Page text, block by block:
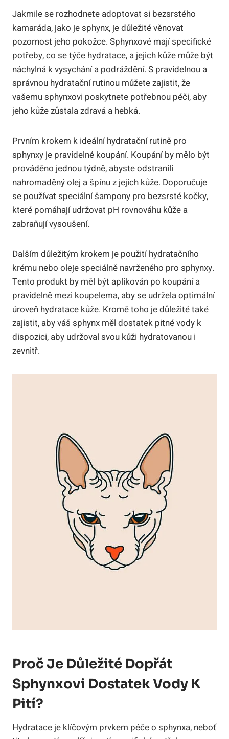
Jakmile se rozhodnete adoptovat si bezsrstého
kamaráda, jako je sphynx, je důležité věnovat
pozornost jeho pokožce. Sphynxové mají specifické
potřeby, co se týče hydratace, a jejich kůže může být
náchylná k vysychání a podráždění. S pravidelnou a
správnou hydratační rutinou můžete zajistit, že
vašemu sphynxovi poskytnete potřebnou péči, aby
jeho kůže zůstala zdravá a hebká.
Prvním krokem k ideální hydratační rutině pro
sphynxy je pravidelné koupání. Koupání by mělo být
prováděno jednou týdně, abyste odstranili
nahromaděný olej a špínu z jejich kůže. Doporučuje
se používat speciální šampony pro bezsrsté kočky,
které pomáhají udržovat pH rovnováhu kůže a
zabraňují vysoušení.
Dalším důležitým krokem je použití hydratačního
krému nebo oleje speciálně navrženého pro sphynxy.
Tento produkt by měl být aplikován po koupání a
pravidelně mezi koupelema, aby se udržela optimální
úroveň hydratace kůže. Kromě toho je důležité také
zajistit, aby váš sphynx měl dostatek pitné vody k
dispozici, aby udržoval svou kůži hydratovanou i
zevnitř.
Proč Je Důležité Dopřát
Sphynxovi Dostatek Vody K
Pití?
Hydratace je klíčovým prvkem péče o sphynxa, neboť